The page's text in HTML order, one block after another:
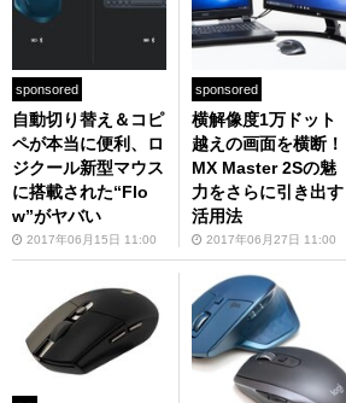
sponsored
自動切り替え＆コピ
ペが本当に便利、ロ
ジクール新型マウス
に搭載された“Flo
w”がヤバい
2017年06月15日 11:00
sponsored
横解像度1万ドット
越えの画面を横断！
MX Master 2Sの魅
力をさらに引き出す
活用法
2017年06月27日 11:00